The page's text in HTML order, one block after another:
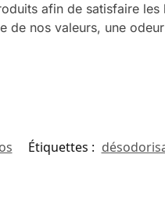
afin de satisfaire
de nos valeurs, une
Étiquettes :